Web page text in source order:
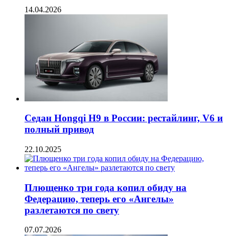
14.04.2026
Седан Hongqi H9 в России: рестайлинг, V6 и
полный привод
22.10.2025
Плющенко три года копил обиду на
Федерацию, теперь его «Ангелы»
разлетаются по свету
07.07.2026